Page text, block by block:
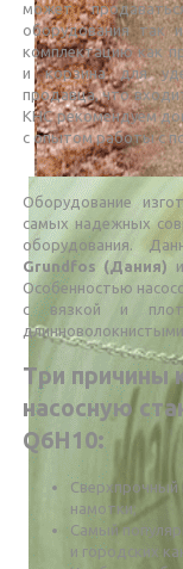
может
оборудования так
комплектацию как
и корзина для
продавца, что
КНС рекомендуем
с опытом работы с
Оборудование
самых надежных
оборудования.
Grundfos (Дания)
Особенностью
с вязкой и
Три причины
насосную
Q6H10:
Сверхпрочный
намотки;
Самый
и городских